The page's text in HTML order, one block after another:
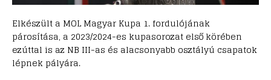
Elkészült a MOL Magyar Kupa 1. fordulójának
párosítása, a 2023/2024-es kupasorozat első körében
ezúttal is az NB III-as és alacsonyabb osztályú csapatok
lépnek pályára.